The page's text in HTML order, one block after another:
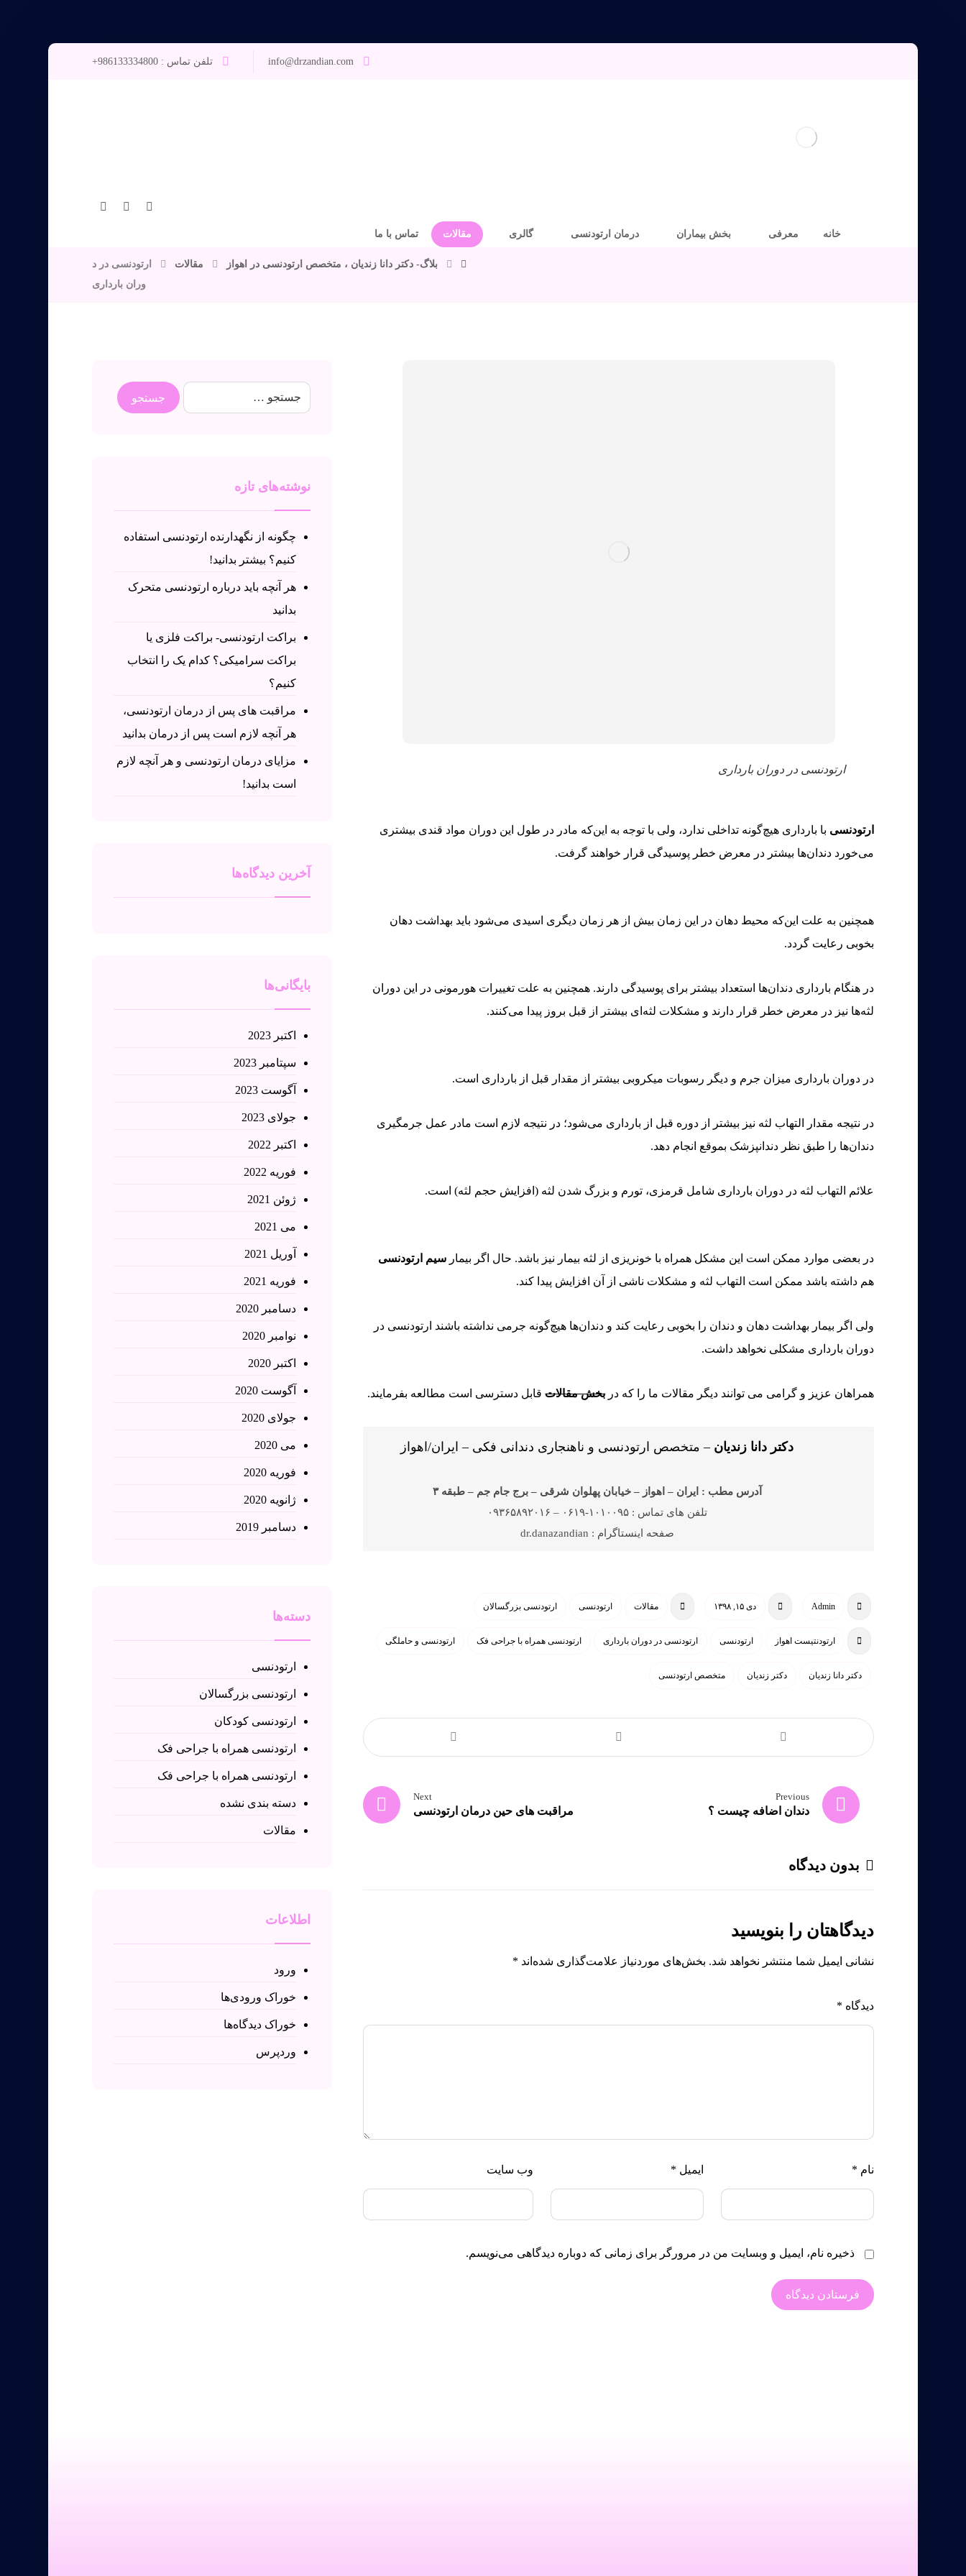
تلفن تماس : 986133334800+ info@drzandian.com
خانه معرفی بخش بیماران درمان ارتودنسی گالری مقالات تماس با ما
بلاگ- دکتر دانا زندیان ، متخصص ارتودنسی در اهواز مقالات
ارتودنسی در د
وران بارداری
ارتودنسی در دوران بارداری
ارتودنسی با بارداری هیچ‌گونه تداخلی ندارد، ولی با توجه به این‌که مادر در طول این دوران مواد قندی بیشتری
می‌خورد دندان‌ها بیشتر در معرض خطر پوسیدگی قرار خواهند گرفت.
همچنین به علت این‌که محیط دهان در این زمان بیش از هر زمان دیگری اسیدی می‌شود باید بهداشت دهان
بخوبی رعایت گردد.
در هنگام بارداری دندان‌ها استعداد بیشتر برای پوسیدگی دارند. همچنین به علت تغییرات هورمونی در این دوران
لثه‌ها نیز در معرض خطر قرار دارند و مشکلات لثه‌ای بیشتر از قبل بروز پیدا می‌کنند.
در دوران بارداری میزان جرم و دیگر رسوبات میکروبی بیشتر از مقدار قبل از بارداری است.
در نتیجه مقدار التهاب لثه نیز بیشتر از دوره قبل از بارداری می‌شود؛ در نتیجه لازم است مادر عمل جرمگیری
دندان‌ها را طبق نظر دندانپزشک بموقع انجام دهد.
علائم التهاب لثه در دوران بارداری شامل قرمزی، تورم و بزرگ شدن لثه (افزایش حجم لثه) است.
در بعضی موارد ممکن است این مشکل همراه با خونریزی از لثه بیمار نیز باشد. حال اگر بیمار سیم ارتودنسی
هم داشته باشد ممکن است التهاب لثه و مشکلات ناشی از آن افزایش پیدا کند.
ولی اگر بیمار بهداشت دهان و دندان را بخوبی رعایت کند و دندان‌ها هیچ‌گونه جرمی نداشته باشند ارتودنسی در
دوران بارداری مشکلی نخواهد داشت.
همراهان عزیز و گرامی می توانند دیگر مقالات ما را که دربخش مقالاتقابل دسترسی است مطالعه بفرمایند.
دکتر دانا زندیان – متخصص ارتودنسی و ناهنجاری دندانی فکی – ایران/اهواز
آدرس مطب : ایران – اهواز – خیابان پهلوان شرقی – برج جام جم – طبقه ۳
تلفن های تماس : ۱۰۱۰۰۹۵-۰۶۱۹ – ۰۹۳۶۵۸۹۲۰۱۶
صفحه اینستاگرام : dr.danazandian
Admin دی ۱۵, ۱۳۹۸ مقالات ارتودنسی ارتودنسی بزرگسالان
ارتودنتیست اهواز ارتودنسی ارتودنسی در دوران بارداری ارتودنسی همراه با جراحی فک ارتودنسی و حاملگی
دکتر دانا زندیان دکتر زندیان متخصص ارتودنسی
Previous
دندان اضافه چیست ؟
Next
مراقبت های حین درمان ارتودنسی
بدون دیدگاه
دیدگاهتان را بنویسید
نشانی ایمیل شما منتشر نخواهد شد. بخش‌های موردنیاز علامت‌گذاری شده‌اند *
دیدگاه *
نام * ایمیل * وب‌ سایت
ذخیره نام، ایمیل و وبسایت من در مرورگر برای زمانی که دوباره دیدگاهی می‌نویسم.
نوشته‌های تازه
چگونه از نگهدارنده ارتودنسی استفاده
کنیم؟ بیشتر بدانید!
هر آنچه باید درباره ارتودنسی متحرک
بدانید
براکت ارتودنسی- براکت فلزی یا
براکت سرامیکی؟ کدام یک را انتخاب
کنیم؟
مراقبت های پس از درمان ارتودنسی،
هر آنچه لازم است پس از درمان بدانید
مزایای درمان ارتودنسی و هر آنچه لازم
است بدانید!
آخرین دیدگاه‌ها
بایگانی‌ها
اکتبر 2023
سپتامبر 2023
آگوست 2023
جولای 2023
اکتبر 2022
فوریه 2022
ژوئن 2021
می 2021
آوریل 2021
فوریه 2021
دسامبر 2020
نوامبر 2020
اکتبر 2020
آگوست 2020
جولای 2020
می 2020
فوریه 2020
ژانویه 2020
دسامبر 2019
دسته‌ها
ارتودنسی
ارتودنسی بزرگسالان
ارتودنسی کودکان
ارتودنسی همراه با جراحی فک
ارتودنسی همراه با جراحی فک
دسته بندی نشده
مقالات
اطلاعات
ورود
خوراک ورودی‌ها
خوراک دیدگاه‌ها
وردپرس